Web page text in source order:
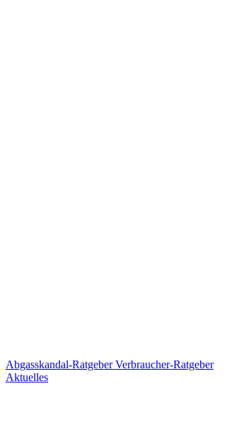
Abgasskandal-RatgeberVerbraucher-Ratgeber
Aktuelles